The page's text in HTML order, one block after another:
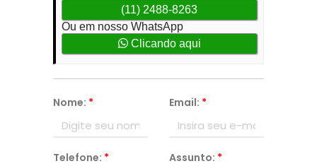
(11) 2488-8263
Ou em nosso WhatsApp
Clicando aqui
Nome: * Email: *
Telefone: * Assunto: *